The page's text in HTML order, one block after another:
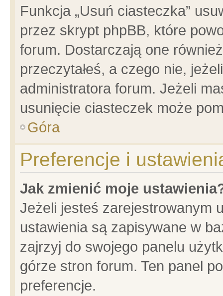
Funkcja „Usuń ciasteczka”
przez skrypt phpBB, które
forum. Dostarczają one
przeczytałeś, a czego nie,
administratora forum. Jeżeli
usunięcie ciasteczek może
Góra
Preferencje i
Jak zmienić moje
Jeżeli jesteś zarejestrowanym
ustawienia są zapisywane w
zajrzyj do swojego panelu
górze stron forum. Ten panel
preferencje.